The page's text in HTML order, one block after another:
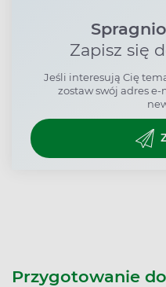
Zapisz się
Jeśli interesują Cię
zostaw swój adres
Przygotowanie